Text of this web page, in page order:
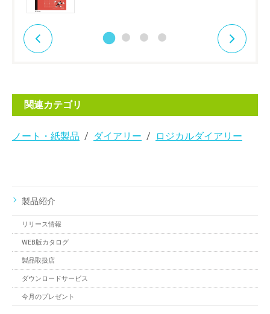
関連カテゴリ
ノート・紙製品 ダイアリー ロジカルダイアリー
製品紹介
リリース情報
WEB版カタログ
製品取扱店
ダウンロードサービス
今月のプレゼント